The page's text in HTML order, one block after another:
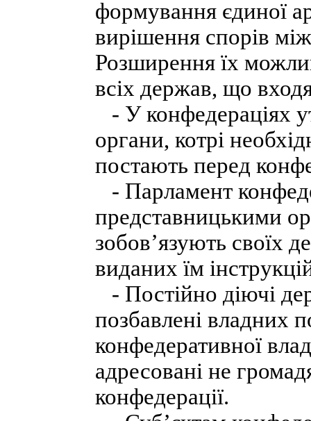
формування єдиної
вирішення спорів
Розширення їх
всіх держав, що
- У конфедераціях
органи, котрі
постають перед
- Парламент
представницькими
зобов’язують своїх
виданих їм
- Постійно діючі
позбавлені владних
конфедеративної
адресовані не
конфедерації.